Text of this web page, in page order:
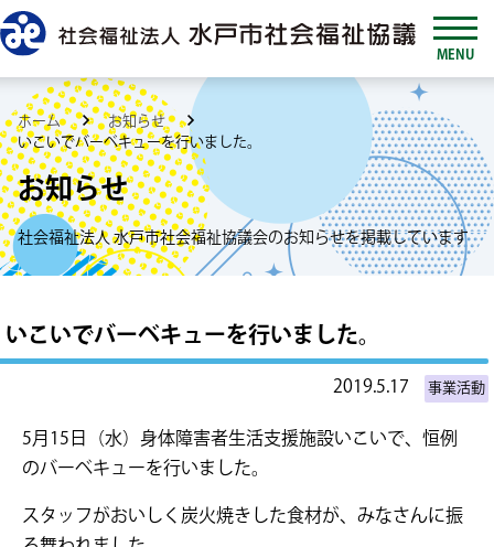
MENU
ホーム
お知らせ
いこいでバーベキューを行いました。
お知らせ
社会福祉法人 水戸市社会福祉協議会のお知らせを掲載しています
いこいでバーベキューを行いました。
2019.5.17 事業活動
5月15日（水）身体障害者生活支援施設いこいで、恒例
のバーベキューを行いました。
スタッフがおいしく炭火焼きした食材が、みなさんに振